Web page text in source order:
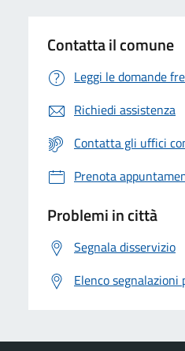
Contatta il comune
Leggi le domande
Richiedi assistenza
Contatta gli uffici
Prenota
Problemi in città
Segnala disservizio
Elenco